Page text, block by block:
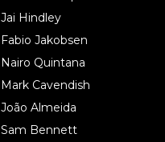
Jai Hindley
Fabio Jakobsen
Nairo Quintana
Mark Cavendish
João Almeida
Sam Bennett